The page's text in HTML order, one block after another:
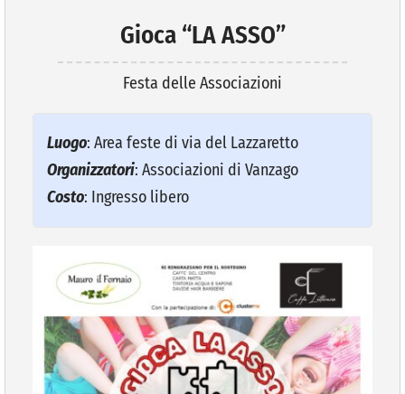
AREE TEMATICHE
VIVERE VANZAGO
COMUNICAZIONE
Gioca “LA ASSO”
Festa delle Associazioni
Luogo: Area feste di via del Lazzaretto
Organizzatori: Associazioni di Vanzago
Costo: Ingresso libero